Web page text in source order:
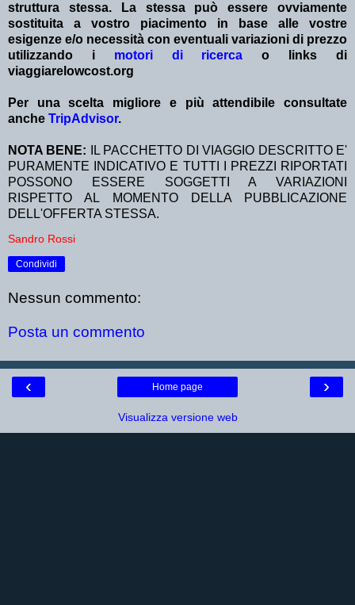
struttura stessa. La stessa può essere ovviamente
sostituita a vostro piacimento in base alle vostre
esigenze e/o necessità con eventuali variazioni di prezzo
utilizzando i motori di ricerca o links di
viaggiarelowcost.org
Per una scelta migliore e più attendibile consultate
anche TripAdvisor.
NOTA BENE:
IL PACCHETTO DI VIAGGIO DESCRITTO E'
PURAMENTE INDICATIVO E TUTTI I PREZZI RIPORTATI
POSSONO ESSERE SOGGETTI A VARIAZIONI
RISPETTO AL MOMENTO DELLA PUBBLICAZIONE
DELL'OFFERTA STESSA.
Sandro Rossi
Condividi
Nessun commento:
Posta un commento
‹ ›
Home page
Visualizza versione web